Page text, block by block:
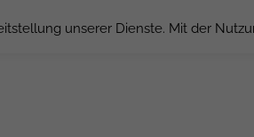
unserer Dienste. Mit der